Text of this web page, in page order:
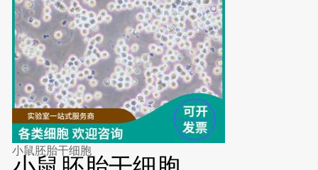
小鼠胚胎干细胞